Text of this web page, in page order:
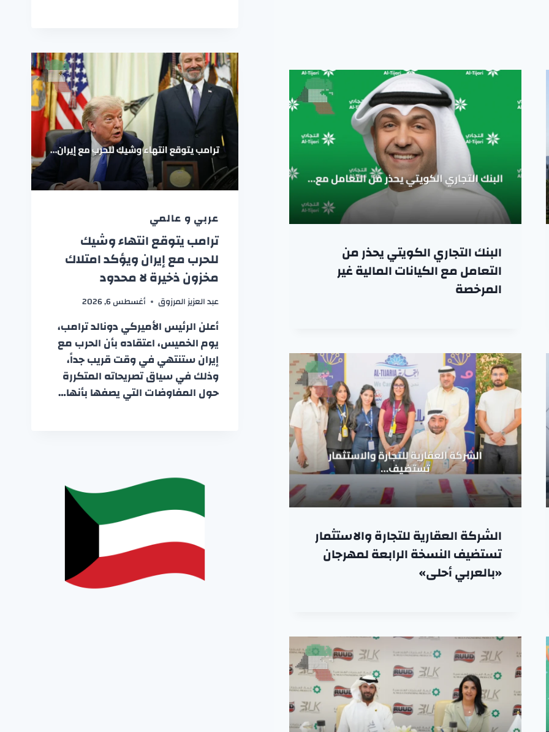
البنك التجاري الكويتي يحذر من
التعامل مع الكيانات المالية غير
المرخصة
الشركة العقارية للتجارة والاستثمار
تستضيف النسخة الرابعة لمهرجان
«بالعربي أحلى»
عربي و عالمي
ترامب يتوقع انتهاء وشيك
للحرب مع إيران ويؤكد امتلاك
مخزون ذخيرة لا محدود
عبد العزيز المرزوق أغسطس 6, 2026
أعلن الرئيس الأميركي دونالد ترامب،
يوم الخميس، اعتقاده بأن الحرب مع
إيران ستنتهي في وقت قريب جداً،
وذلك في سياق تصريحاته المتكررة
حول المفاوضات التي يصفها بأنها…